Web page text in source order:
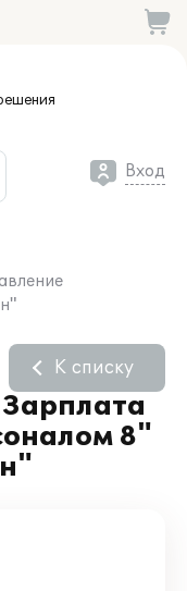
Вход
8"
К списку